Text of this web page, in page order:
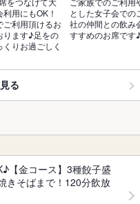
用にもOK！
ご利用頂けるお
ります♪足をの
りお過ごしく
とした女子会での
社の仲間との飲み
すすめのお席です
る
【金コース】3種餃子盛
きそばまで！120分飲放